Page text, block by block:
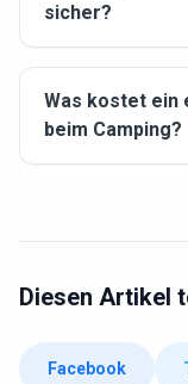
sicher?
Was kostet ein
beim Camping?
Diesen Artikel
Facebook